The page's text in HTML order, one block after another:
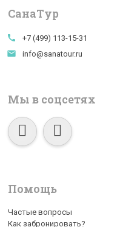
СанаTур
call +7 (499) 113-15-31
email info@sanatour.ru
Мы в соцсетях
Помощь
Частые вопросы
Как забронировать?